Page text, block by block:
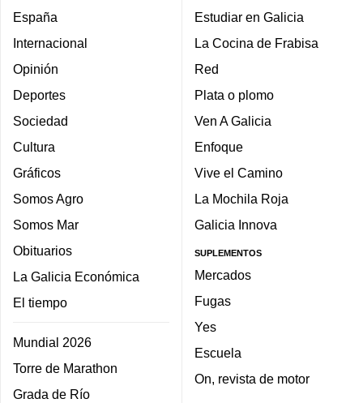
España
Internacional
Opinión
Deportes
Sociedad
Cultura
Gráficos
Somos Agro
Somos Mar
Obituarios
La Galicia Económica
El tiempo
Mundial 2026
Torre de Marathon
Grada de Río
Estudiar en Galicia
La Cocina de Frabisa
Red
Plata o plomo
Ven A Galicia
Enfoque
Vive el Camino
La Mochila Roja
Galicia Innova
SUPLEMENTOS
Mercados
Fugas
Yes
Escuela
On, revista de motor